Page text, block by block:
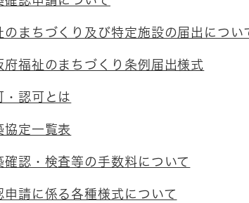
のまちづくり及び特定施設の届出につい
府福祉のまちづくり条例届出様式
・認可とは
協定一覧表
確認・検査等の手数料について
申請に係る各種様式について